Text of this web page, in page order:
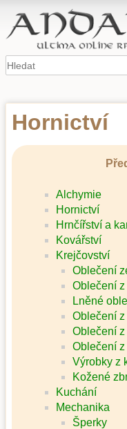
Hornictví
Alchymie
Hornictví
Hrnčířství a
Kovářství
Krejčovství
Oblečení
Oblečení z
Lněné
Oblečení
Oblečení
Oblečení z
Výrobky z
Kožené
Kuchání
Mechanika
Šperky